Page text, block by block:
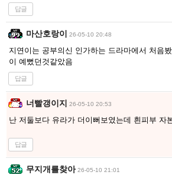
답글
마산호랑이 26-05-10 20:48
지연이는 공부의신 인가하는 드라마에서 처음
이 예뻤던것같았음
답글
너빨갱이지 26-05-10 20:53
난 저둘보다 유라가 더이뻐보였는데 흰피부 자
답글
무지개를찾아 26-05-10 21:01